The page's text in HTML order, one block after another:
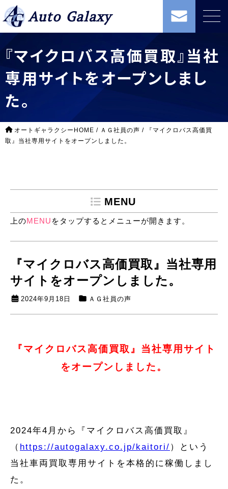
Auto Galaxy
『マイクロバス高価買取』当社
専用サイトをオープンしまし
た。
オートギャラクシーHOME / ＡＧ社員の声 /
『マイクロバス高価買
取』当社専用サイトをオープンしました。
MENU
上のMENU をタップするとメニューが開きます。
『マイクロバス高価買取』当社専用
サイトをオープンしました。
2024年9月18日 ＡＧ社員の声
『マイクロバス高価買取』当社専用サイト
をオープンしました。
2024年4 月から『マイクロバス高価買取』
（ https://autogalaxy.co.jp/kaitori/ ）という
当社車両買取専用サイトを本格的に稼働しまし
た。